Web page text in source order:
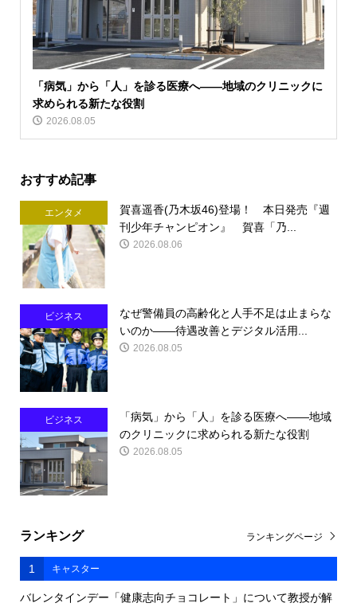
「病気」から「人」を診る医療へ――地域のクリニックに
求められる新たな役割
2026.08.05
おすすめ記事
エンタメ
賀喜遥香(乃木坂46)登場！ 本日発売『週
刊少年チャンピオン』 賀喜「乃...
2026.08.06
ビジネス
なぜ警備員の高齢化と人手不足は止まらな
いのか――待遇改善とデジタル活用...
2026.08.05
ビジネス
「病気」から「人」を診る医療へ――地域
のクリニックに求められる新たな役割
2026.08.05
ランキング
1 キャスター
バレンタインデー「健康志向チョコレート」について教授が解
ランキングページ